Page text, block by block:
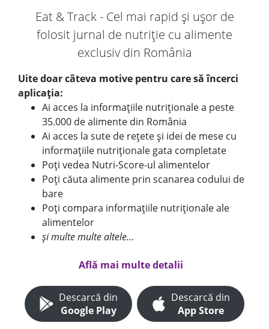
Eat & Track - Cel mai rapid și ușor de
folosit jurnal de nutriție cu alimente
exclusiv din România
Uite doar câteva motive pentru care să încerci
aplicația:
Ai acces la informațiile nutriționale a peste
35.000 de alimente din România
Ai acces la sute de rețete și idei de mese cu
informațiile nutriționale gata completate
Poți vedea Nutri-Score-ul alimentelor
Poți căuta alimente prin scanarea codului de
bare
Poți compara informațiile nutriționale ale
alimentelor
și multe multe altele...
Află mai multe detalii
Descarcă din
Google Play
Descarcă din
App Store